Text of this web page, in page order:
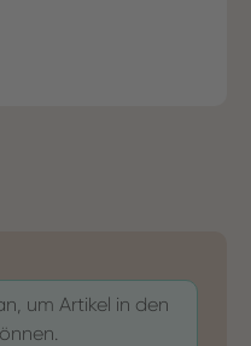
um Artikel in den